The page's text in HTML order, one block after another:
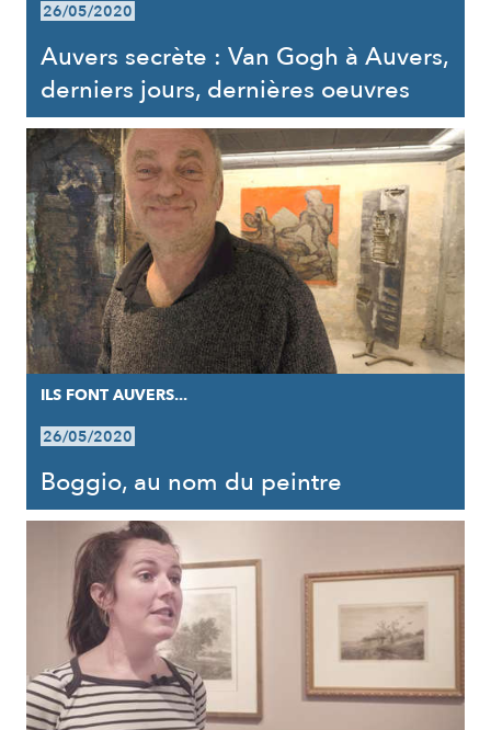
26/05/2020
Auvers secrète : Van Gogh à Auvers,
derniers jours, dernières oeuvres
ILS FONT AUVERS...
26/05/2020
Boggio, au nom du peintre